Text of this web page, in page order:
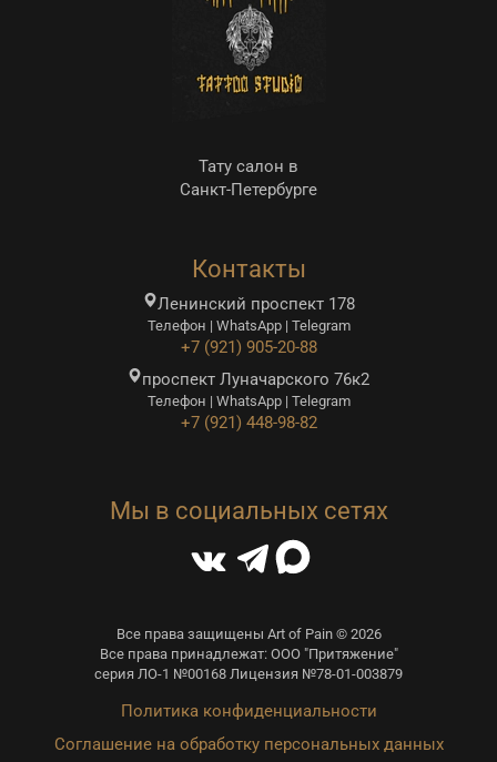
Тату салон в
Санкт-Петербурге
Контакты
Ленинский проспект 178
Телефон | WhatsApp | Telegram
+7 (921) 905-20-88
проспект Луначарского 76к2
Телефон | WhatsApp | Telegram
+7 (921) 448-98-82
Мы в социальных сетях
Все права защищены Art of Pain © 2026
Все права принадлежат: ООО "Притяжение"
серия ЛО-1 №00168 Лицензия №78-01-003879
Политика конфиденциальности
Соглашение на обработку персональных данных